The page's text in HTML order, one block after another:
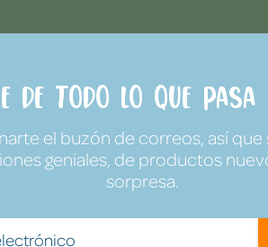
de todo lo que pasa
el buzón de correos, así
geniales, de productos
sorpresa.